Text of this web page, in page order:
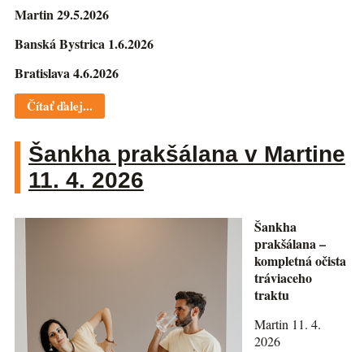
Martin 29.5.2026
Banská Bystrica 1.6.2026
Bratislava 4.6.2026
Čítať ďalej...
Šankha prakšálana v Martine
11. 4. 2026
Šankha
prakšálana –
kompletná očista
tráviaceho
traktu
Martin 11. 4.
2026